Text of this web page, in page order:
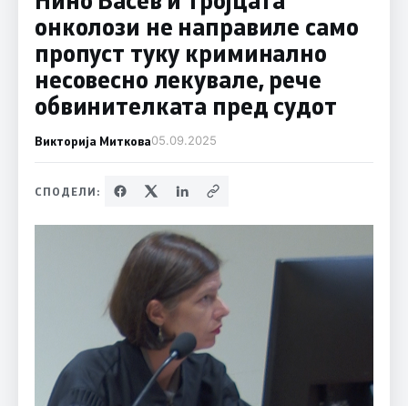
онколози не направиле само
пропуст туку криминално
несовесно лекувале, рече
обвинителката пред судот
Викторија Миткова05.09.2025
СПОДЕЛИ: